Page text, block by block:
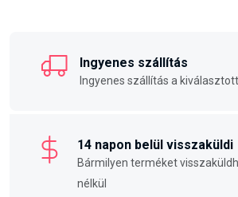
Ingyenes szállítás
Ingyenes szállítás a
14 napon belül visszaküldi
Bármilyen terméket
nélkül